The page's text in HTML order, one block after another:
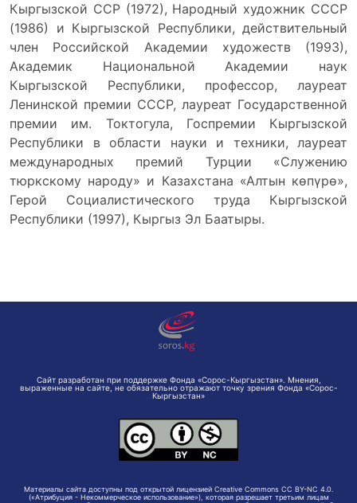
Кыргызской ССР (1972), Народный художник СССР
(1986) и Кыргызской Республики, действительный
член Российской Академии художеств (1993),
Академик Национальной Академии наук
Кыргызской Республики, профессор, лауреат
Ленинской премии СССР, лауреат Государственной
премии им. Токтогула, Госпремии Кыргызской
Республики в области науки и техники, лауреат
международных премий Турции «Служению
тюркскому народу» и Казахстана «Алтын көпүрө»,
Герой Социалистического труда Кыргызской
Республики (1997), Кыргыз Эл Баатыры.
Сайт разработан при поддержке Фонда «Сорос-Кыргызстан». Мнения,
выраженные на сайте, не обязательно отражают точку зрения Фонда «Сорос-
Кыргызстан»
Материалы сайта доступны под открытой лицензией Creative Commons CC BY-NC 4.0.
(«Атрибуция - Некоммерческое использование»), которая разрешает третьим лицам